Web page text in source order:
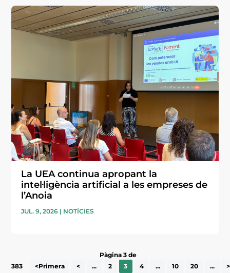
La UEA continua apropant la
intel·ligència artificial a les empreses de
l’Anoia
JUL. 9, 2026 | NOTÍCIES
Pàgina 3 de
383
<Primera < ... 2 3 4 ... 10 20 ... >